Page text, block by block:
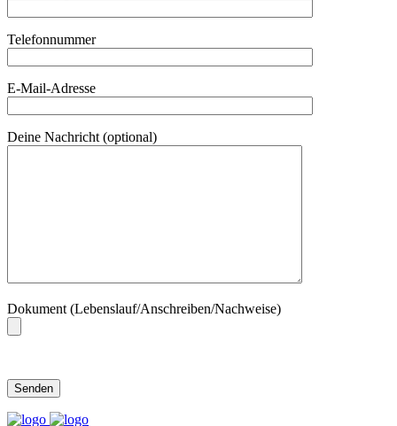
Telefonnummer
E-Mail-Adresse
Deine Nachricht (optional)
Dokument (Lebenslauf/Anschreiben/Nachweise)